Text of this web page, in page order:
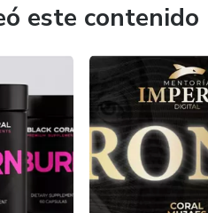
este contenido